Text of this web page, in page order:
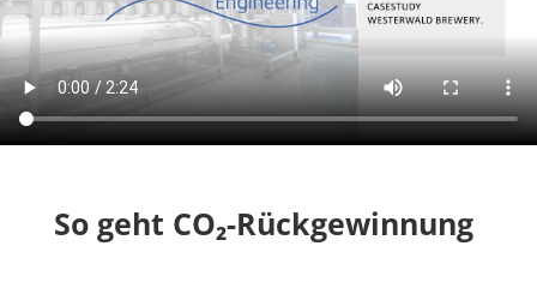
So geht CO₂-Rückgewinnung